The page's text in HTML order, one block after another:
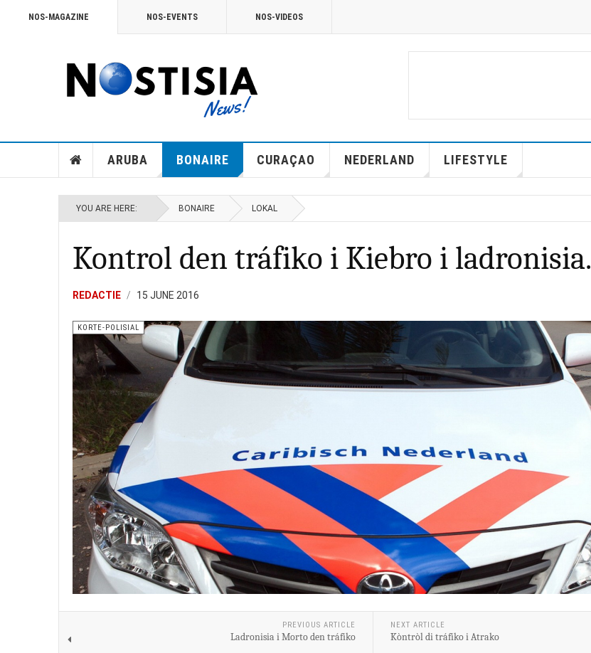
NOS-MAGAZINE NOS-EVENTS NOS-VIDEOS
ARUBA BONAIRE CURAÇAO NEDERLAND LIFESTYLE
YOU ARE HERE: BONAIRE LOKAL
Kontrol den tráfiko i Kiebro i ladronisia.
REDACTIE 15 JUNE 2016
KORTE-POLISIAL
PREVIOUS ARTICLE
Ladronisia i Morto den tráfiko
NEXT ARTICLE
Kòntròl di tráfiko i Atrako